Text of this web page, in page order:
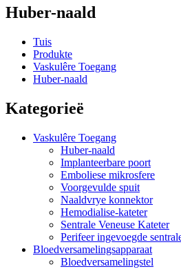
Huber-naald
Tuis
Produkte
Vaskulêre Toegang
Huber-naald
Kategorieë
Vaskulêre Toegang
Huber-naald
Implanteerbare poort
Emboliese mikrosfere
Voorgevulde spuit
Naaldvrye konnektor
Hemodialise-kateter
Sentrale Veneuse Kateter
Perifeer ingevoegde
Bloedversamelingsapparaat
Bloedversamelingstel